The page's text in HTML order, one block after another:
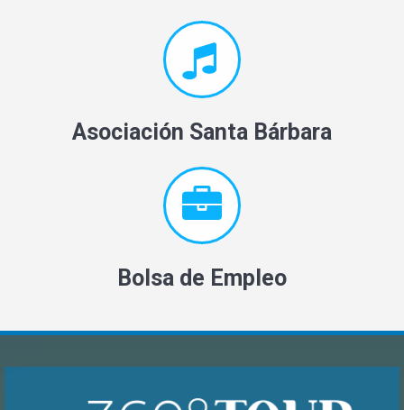
Asociación Santa Bárbara
Bolsa de Empleo